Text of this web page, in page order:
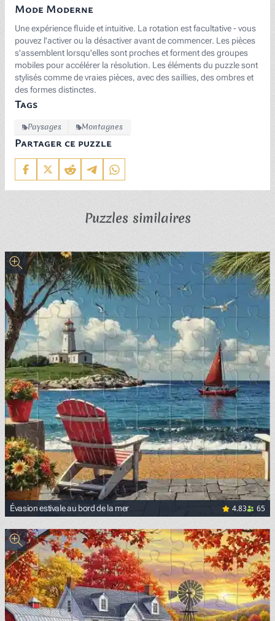
Mode Moderne
Une expérience fluide et intuitive. La rotation est facultative - vous
pouvez l'activer ou la désactiver avant de commencer. Les pièces
s'assemblent lorsqu'elles sont proches et forment des groupes
mobiles pour accélérer la résolution. Les éléments du puzzle sont
stylisés comme de vraies pièces, avec des saillies, des ombres et
des formes distinctes.
Tags
Paysages Montagnes
Partager ce puzzle
Puzzles similaires
Évasion estivale au bord de la mer 4.83 65